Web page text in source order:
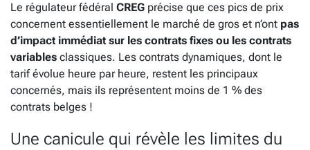
Le régulateur fédéral CREG précise que ces pics de prix
concernent essentiellement le marché de gros et n’ont pas
d’impact immédiat sur les contrats fixes ou les contrats
variables classiques. Les contrats dynamiques, dont le
tarif évolue heure par heure, restent les principaux
concernés, mais ils représentent moins de 1 % des
contrats belges !
Une canicule qui révèle les limites du